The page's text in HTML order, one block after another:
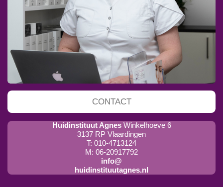
CONTACT
Huidinstituut Agnes Winkelhoeve 6
3137 RP Vlaardingen
T: 010-4713124
M: 06-20917792
info@
huidinstituutagnes.nl